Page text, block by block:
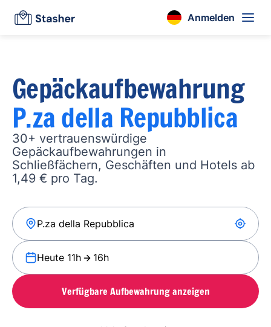
Anmelden
Gepäckaufbewahrung
P.za della Repubblica
30+ vertrauenswürdige
Gepäckaufbewahrungen in
Schließfächern, Geschäften und Hotels ab
1,49 € pro Tag.
Heute 11h 16h
Verfügbare Aufbewahrung anzeigen